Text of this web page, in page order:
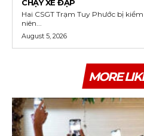
CHẠY XE ĐẠP
Hai CSGT Trạm Tuy Phước bị
niên...
August 5, 2026
MORE